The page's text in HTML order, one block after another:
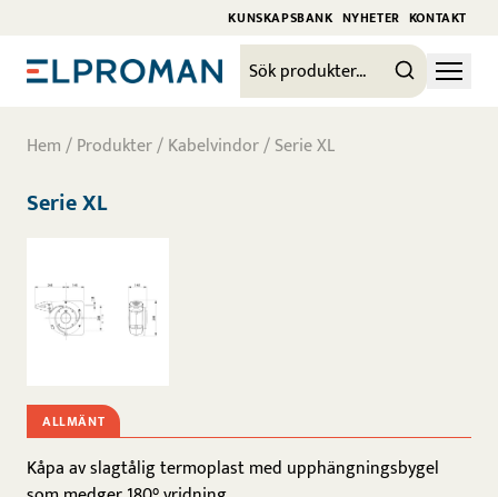
KUNSKAPSBANK NYHETER KONTAKT
Hem/Produkter/Kabelvindor/ Serie XL
Serie XL
ALLMÄNT
Kåpa av slagtålig termoplast med upphängningsbygel